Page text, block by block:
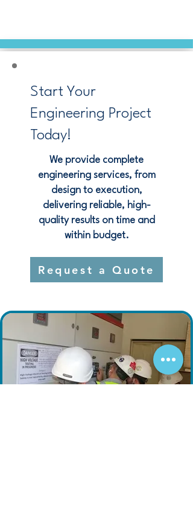
Start Your
Engineering Project
Today!
We provide complete
engineering services, from
design to execution,
delivering reliable, high-
quality results on time and
within budget.
Request a Quote